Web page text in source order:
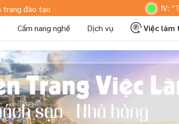
trang đào tạo Hoteljob MV: "Tôi Là
Cẩm nang nghề Dịch vụ
Việc làm